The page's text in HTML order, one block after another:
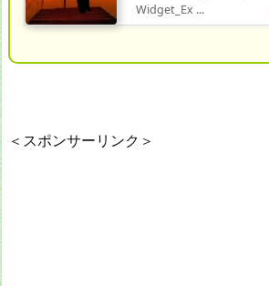
Widget_Ex ...
＜スポンサーリンク＞